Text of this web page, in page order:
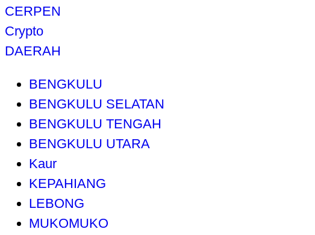
CERPEN
Crypto
DAERAH
BENGKULU
BENGKULU SELATAN
BENGKULU TENGAH
BENGKULU UTARA
Kaur
KEPAHIANG
LEBONG
MUKOMUKO